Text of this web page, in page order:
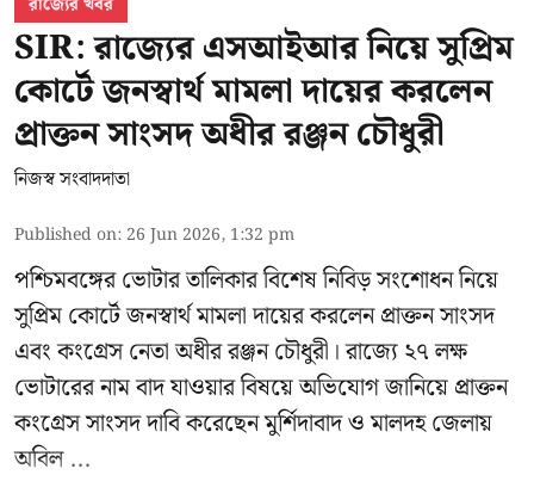
SIR: রাজ্যের এসআইআর নিয়ে সুপ্রিম
কোর্টে জনস্বার্থ মামলা দায়ের করলেন
প্রাক্তন সাংসদ অধীর রঞ্জন চৌধুরী
নিজস্ব সংবাদদাতা
Published on: 26 Jun 2026, 1:32 pm
পশ্চিমবঙ্গেরভোটার তালিকার বিশেষ নিবিড় সংশোধননিয়ে
সুপ্রিম কোর্টে জনস্বার্থ মামলা দায়ের করলেন প্রাক্তন সাংসদ
এবংকংগ্রেস নেতা অধীর রঞ্জন চৌধুরী । রাজ্যে ২৭ লক্ষ
ভোটারের নাম বাদ যাওয়ার বিষয়ে অভিযোগ জানিয়ে প্রাক্তন
কংগ্রেস সাংসদ দাবি করেছেন মুর্শিদাবাদ ও মালদহ জেলায়
অবিল ...